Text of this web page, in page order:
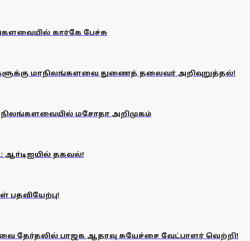
கார்கே பேச்சு
மாநிலங்களவை துணைத் தலைவர் அறிவுறுத்தல்!
மசோதா அறிமுகம்
ஆா்டிஐயில் தகவல்!
பதவியேற்பு!
தேர்தலில் பாஜக ஆதரவு சுயேச்சை வேட்பாளர் வெற்றி!